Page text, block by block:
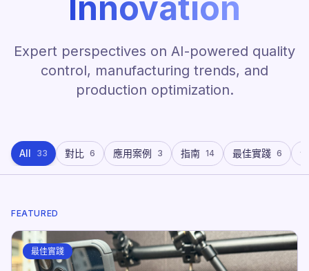
Expert perspectives on AI-powered quality
control, manufacturing trends, and
production optimization.
All 33 對比 6 應用案例 3 指南 14 最佳實踐 6
FEATURED
最佳實踐